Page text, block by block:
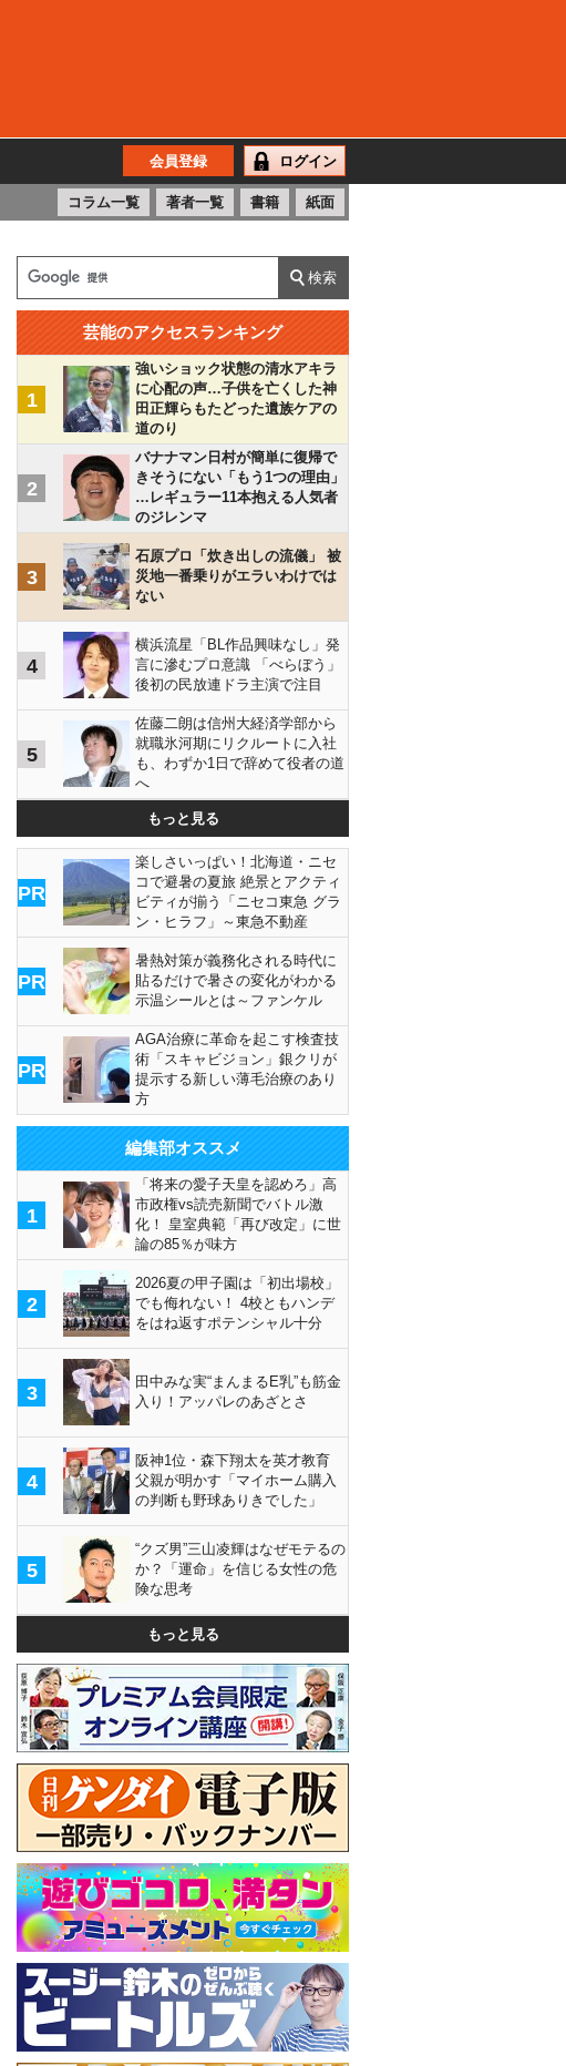
会員登録 ログイン
コラム一覧 著者一覧 書籍 紙面
芸能のアクセスランキング
1
強いショック状態の清水アキラ
に心配の声…子供を亡くした神
田正輝らもたどった遺族ケアの
道のり
2
バナナマン日村が簡単に復帰で
きそうにない「もう1つの理由」
…レギュラー11本抱える人気者
のジレンマ
3
石原プロ「炊き出しの流儀」 被
災地一番乗りがエラいわけでは
ない
4
横浜流星「BL作品興味なし」発
言に滲むプロ意識 「べらぼう」
後初の民放連ドラ主演で注目
5
佐藤二朗は信州大経済学部から
就職氷河期にリクルートに入社
も、わずか1日で辞めて役者の道
へ
もっと見る
PR
楽しさいっぱい！北海道・ニセ
コで避暑の夏旅 絶景とアクティ
ビティが揃う「ニセコ東急 グラ
ン・ヒラフ」～東急不動産
PR
暑熱対策が義務化される時代に
貼るだけで暑さの変化がわかる
示温シールとは～ファンケル
PR
AGA治療に革命を起こす検査技
術「スキャビジョン」銀クリが
提示する新しい薄毛治療のあり
方
編集部オススメ
1
「将来の愛子天皇を認めろ」高
市政権vs読売新聞でバトル激
化！ 皇室典範「再び改定」に世
論の85％が味方
2
2026夏の甲子園は「初出場校」
でも侮れない！ 4校ともハンデ
をはね返すポテンシャル十分
3
田中みな実“まんまるE乳”も筋金
入り！アッパレのあざとさ
4
阪神1位・森下翔太を英才教育
父親が明かす「マイホーム購入
の判断も野球ありきでした」
5
“クズ男”三山凌輝はなぜモテるの
か？「運命」を信じる女性の危
険な思考
もっと見る